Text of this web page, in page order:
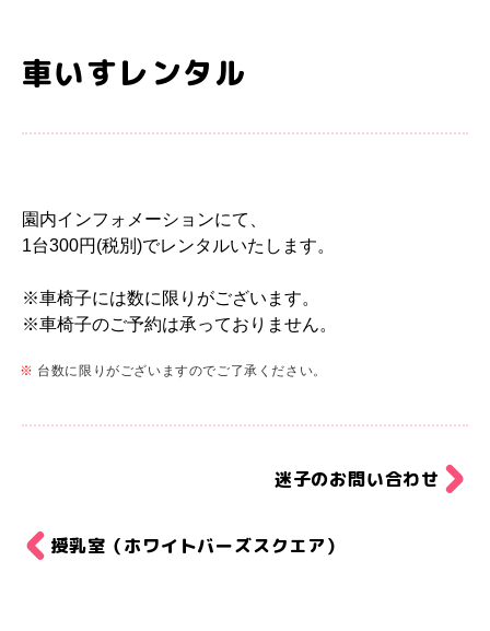
車いすレンタル
園内インフォメーションにて、
1台300円(税別)でレンタルいたします。
※車椅子には数に限りがございます。
※車椅子のご予約は承っておりません。
台数に限りがございますのでご了承ください。
授乳室（ホワイトバーズスクエア）
迷子のお問い合わせ